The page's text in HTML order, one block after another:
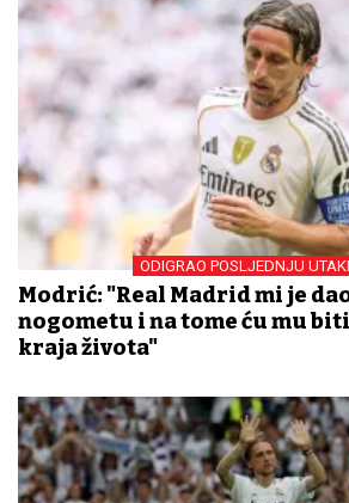
ODIGRAO POSLJEDNJU
Modrić: "Real Madrid mi je
nogometu i na tome ću mu
kraja života"